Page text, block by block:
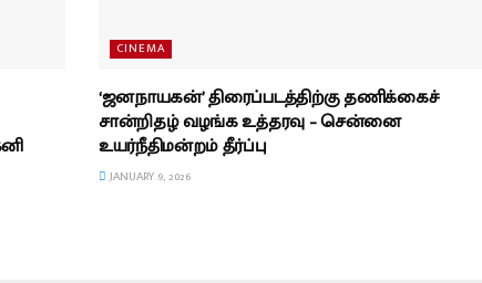
CINEMA
‘ஜனநாயகன்’ திரைப்படத்திற்கு தணிக்கைச்
சான்றிதழ் வழங்க உத்தரவு – சென்னை
உயர்நீதிமன்றம் தீர்ப்பு
JANUARY 9, 2026